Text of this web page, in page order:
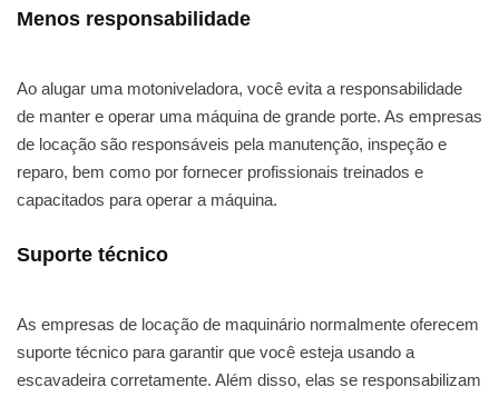
Menos responsabilidade
Ao alugar uma motoniveladora, você evita a responsabilidade
de manter e operar uma máquina de grande porte. As empresas
de locação são responsáveis pela manutenção, inspeção e
reparo, bem como por fornecer profissionais treinados e
capacitados para operar a máquina.
Suporte técnico
As empresas de locação de maquinário normalmente oferecem
suporte técnico para garantir que você esteja usando a
escavadeira corretamente. Além disso, elas se responsabilizam